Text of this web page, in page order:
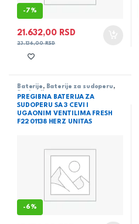
-7%
21.632,00 RSD
23.136,00RSD
Baterije , Baterije za sudoperu ,
Sanitarija
PREGIBNA BATERIJA ZA
SUDOPERU SA 3 CEVI I
UGAONIM VENTILIMA FRESH
F22 01138 HERZ UNITAS
-6%